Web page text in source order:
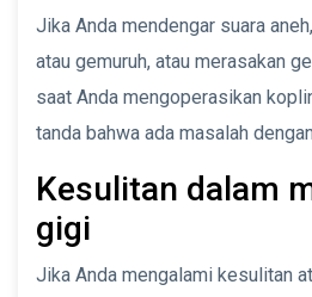
Jika Anda mendengar suara
atau gemuruh, atau merasakan
saat Anda mengoperasikan
tanda bahwa ada masalah
Kesulitan dalam
gigi
Jika Anda mengalami kesulitan